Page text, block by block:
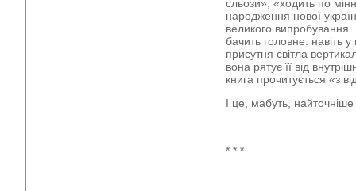
сльози», «ходить по
народження нової
великого
бачить головне: навіть
присутня світла
вона рятує її від
книга прочитується «з
І це, мабуть, найточніше
* * *